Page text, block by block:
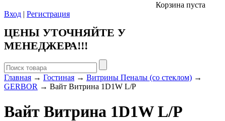
Корзина пуста
Вход | Регистрация
ЦЕНЫ УТОЧНЯЙТЕ У
МЕНЕДЖЕРА!!!
Главная → Гостиная → Витрины Пеналы (со стеклом) →
GERBOR → Вайт Витрина 1D1W L/P
Вайт Витрина 1D1W L/P